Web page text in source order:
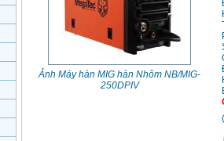
Ảnh Máy hàn MIG hàn Nhôm NB/MIG-
250DPIV
(